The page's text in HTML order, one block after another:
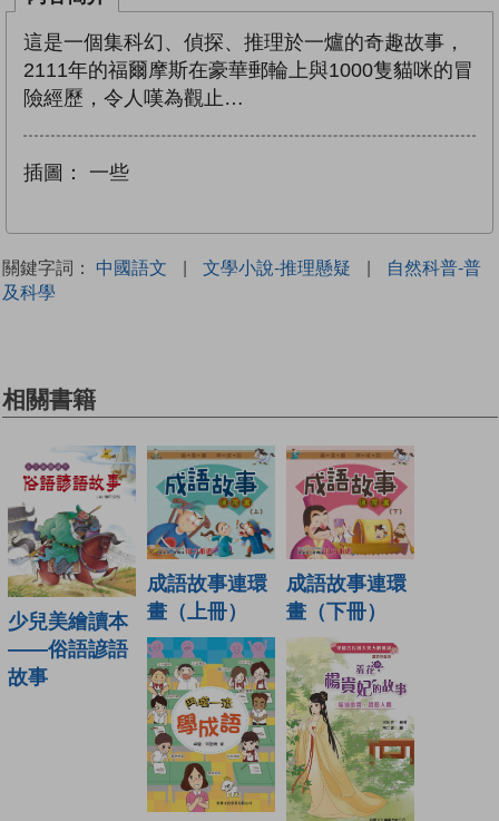
這是一個集科幻、偵探、推理於一爐的奇趣故事，
2111年的福爾摩斯在豪華郵輪上與1000隻貓咪的冒
險經歷，令人嘆為觀止…
插圖： 一些
關鍵字詞： 中國語文 | 文學小說-推理懸疑 |
自然科普-普
及科學
相關書籍
少兒美繪讀本
——俗語諺語
故事
成語故事連環
畫（上冊）
成語故事連環
畫（下冊）